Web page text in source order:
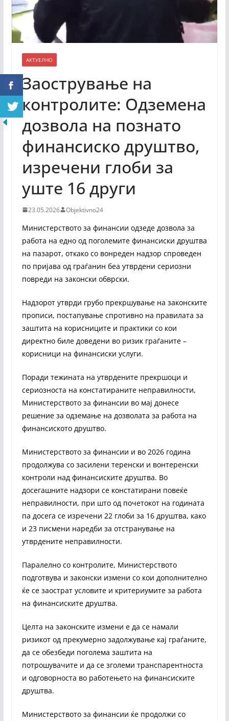
АКТУЕЛНО
Заострување на
контролите: Одземена
дозвола на познато
финансиско друштво,
изречени глоби за
уште 16 други
23.05.2026 Objektivno24
Министерството за финансии одзеде дозвола за
работа на едно од поголемите финансиски друштва
на пазарот, откако со вонреден надзор спроведен
по пријава од граѓанин беа утврдени сериозни
повреди на законски обврски.
Надзорот утврди грубо прекршување на законските
прописи, постапување спротивно на правилата за
заштита на корисниците и практики со кои
директно биле доведени во ризик граѓаните –
корисници на финансиски услуги.
Поради тежината на утврдените прекршоци и
сериозноста на констатираните неправилности,
Министерството за финансии во мај донесе
решение за одземање на дозволата за работа на
финансиското друштво.
Министерството за финансии и во 2026 година
продолжува со засилени теренски и вонтеренски
контроли над финансиските друштва. Во
досегашните надзори се констатирани повеќе
неправилности, при што од почетокот на годината
па досега се изречени 22 глоби за 16 друштва, како
и 23 писмени наредби за отстранување на
утврдените неправилности.
Паралелно со контролите, Министерството
подготвува и законски измени со кои дополнително
ќе се заострат условите и критериумите за работа
на финансиските друштва.
Целта на законските измени е да се намали
ризикот од прекумерно задолжување кај граѓаните,
да се обезбеди поголема заштита на
потрошувачите и да се зголеми транспарентноста
и одговорноста во работењето на финансиските
друштва.
Министерството за финансии ќе продолжи со